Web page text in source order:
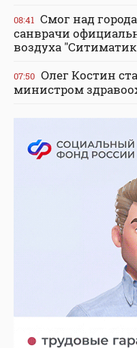
08:41 Смог над
санврачи
воздуха
07:50 Олег Костин
министром